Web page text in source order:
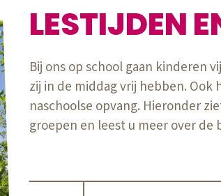
LESTIJDEN
Bij ons op school gaan kinderen
zij in de middag vrij hebben. Ook
naschoolse opvang. Hieronder
groepen en leest u meer over de